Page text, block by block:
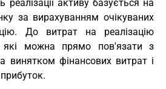
реалізації активу базується на
за вирахуванням очікуваних
До витрат на реалізацію
які можна прямо пов'язати з
винятком фінансових витрат і